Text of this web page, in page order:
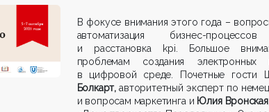
В фокусе внимания этого года –
автоматизация бизнес-
и расстановка kpi. Большое
проблемам создания
в цифровой среде. Почетные гости
Болкарт,авторитетный эксперт по
и вопросам маркетинга и Юлия